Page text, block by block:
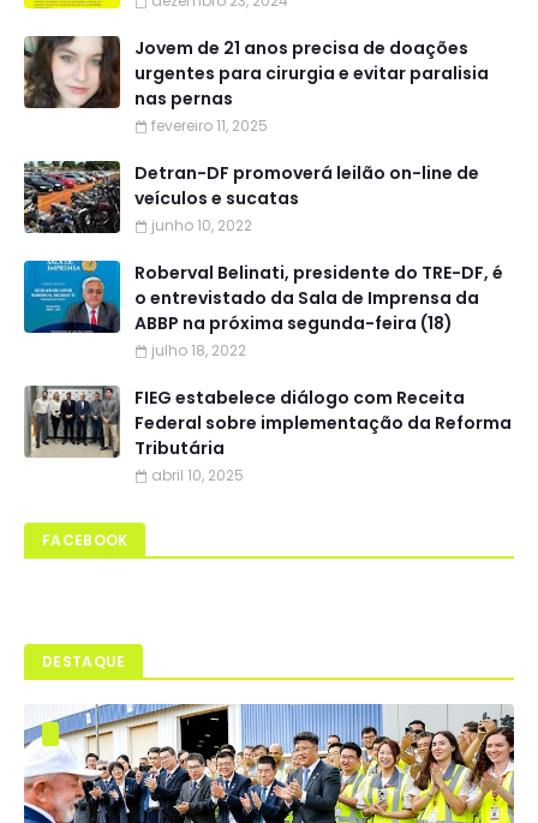
Jovem de 21 anos precisa de doações
urgentes para cirurgia e evitar paralisia
nas pernas
fevereiro 11, 2025
Detran-DF promoverá leilão on-line de
veículos e sucatas
junho 10, 2022
Roberval Belinati, presidente do TRE-DF, é
o entrevistado da Sala de Imprensa da
ABBP na próxima segunda-feira (18)
julho 18, 2022
FIEG estabelece diálogo com Receita
Federal sobre implementação da Reforma
Tributária
abril 10, 2025
FACEBOOK
DESTAQUE